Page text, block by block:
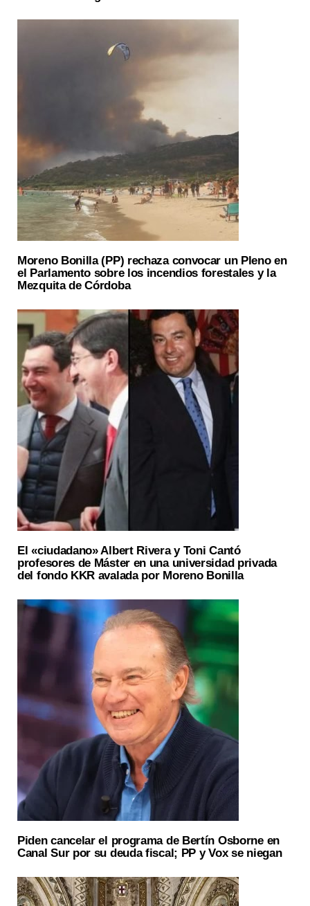
Moreno Bonilla (PP) rechaza convocar un Pleno en
el Parlamento sobre los incendios forestales y la
Mezquita de Córdoba
El «ciudadano» Albert Rivera y Toni Cantó
profesores de Máster en una universidad privada
del fondo KKR avalada por Moreno Bonilla
Piden cancelar el programa de Bertín Osborne en
Canal Sur por su deuda fiscal; PP y Vox se niegan